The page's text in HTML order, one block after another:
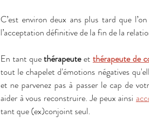
C’est environ deux ans plus tard que
l’acceptation définitive de la fin de la
En tant que thérapeute et thérapeute de
tout le chapelet d'émotions négatives
et ne parvenez pas à passer le cap de
aider à vous reconstruire. Je peux ainsi
tant que (ex)conjoint seul.